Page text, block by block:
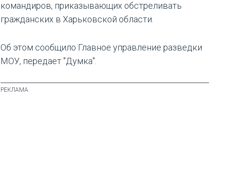
командиров, приказывающих обстреливать
гражданских в Харьковской области.
Об этом сообщило Главное управление разведки
МОУ, передает "Думка".